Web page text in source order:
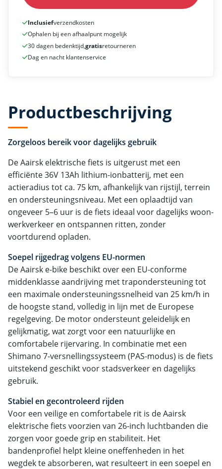
Inclusiefverzendkosten
Ophalen bij een afhaalpunt mogelijk
30 dagen bedenktijd,gratisretourneren
Dag en nacht klantenservice
Productbeschrijving
Zorgeloos bereik voor dagelijks gebruik
De Aairsk elektrische fiets is uitgerust met een
efficiënte 36V 13Ah lithium-ionbatterij, met een
actieradius tot ca. 75 km, afhankelijk van rijstijl, terrein
en ondersteuningsniveau. Met een oplaadtijd van
ongeveer 5–6 uur is de fiets ideaal voor dagelijks woon-
werkverkeer en ontspannen ritten, zonder
voortdurend opladen.
Soepel rijgedrag volgens EU-normen
De Aairsk e-bike beschikt over een EU-conforme
middenklasse aandrijving met trapondersteuning tot
een maximale ondersteuningssnelheid van 25 km/h in
de hoogste stand, volledig in lijn met de Europese
regelgeving. De motor ondersteunt geleidelijk en
gelijkmatig, wat zorgt voor een natuurlijke en
comfortabele rijervaring. In combinatie met een
Shimano 7-versnellingssysteem (PAS-modus) is de fiets
uitstekend geschikt voor stadsverkeer en dagelijks
gebruik.
Stabiel en gecontroleerd rijden
Voor een veilige en comfortabele rit is de Aairsk
elektrische fiets voorzien van 26-inch luchtbanden die
zorgen voor goede grip en stabiliteit. Het
bandenprofiel helpt kleine oneffenheden in het
wegdek te absorberen, wat resulteert in een soepel en